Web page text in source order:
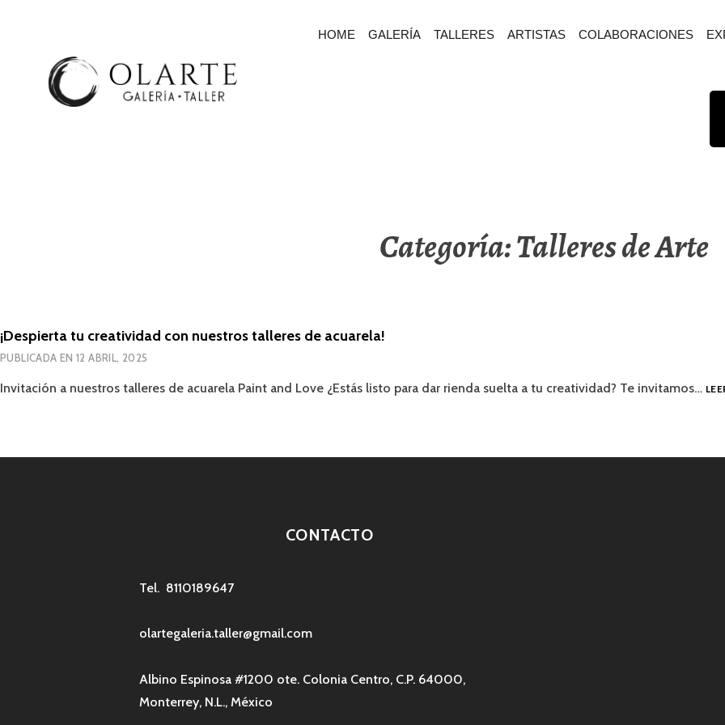
HOME GALERÍA TALLERES ARTISTAS COLABORACIONES
Categoría:Talleres de Arte
¡Despierta tu creatividad con nuestros talleres de acuarela!
PUBLICADA EN12 ABRIL, 2025
Invitación a nuestros talleres de acuarela Paint and Love ¿Estás listo para dar rienda suelta a tu creatividad? Te invitamos…
CONTACTO
Tel. 8110189647
olartegaleria.taller@gmail.com
Albino Espinosa #1200 ote. Colonia Centro, C.P. 64000,
Monterrey, N.L., México